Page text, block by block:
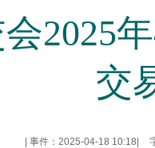
2025
交
事件：2025-04-18 10:18